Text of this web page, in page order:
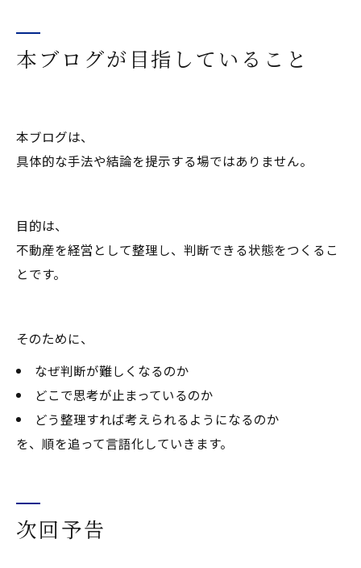
本ブログが目指していること
本ブログは、
具体的な手法や結論を提示する場ではありません。
目的は、
不動産を経営として整理し、判断できる状態をつくるこ
とです。
そのために、
なぜ判断が難しくなるのか
どこで思考が止まっているのか
どう整理すれば考えられるようになるのか
を、順を追って言語化していきます。
次回予告